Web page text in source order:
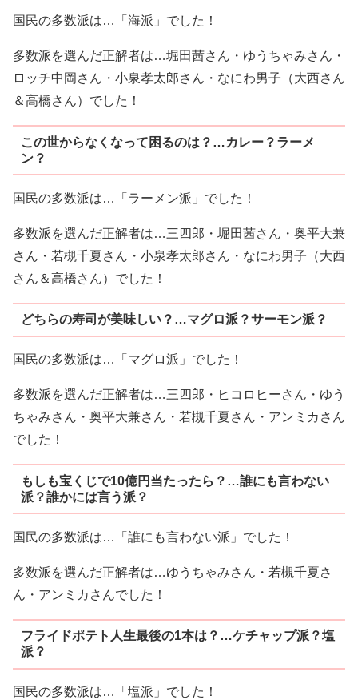
国民の多数派は…「海派」でした！
多数派を選んだ正解者は…堀田茜さん・ゆうちゃみさん・
ロッチ中岡さん・小泉孝太郎さん・なにわ男子（大西さん
＆高橋さん）でした！
この世からなくなって困るのは？…カレー？ラーメ
ン？
国民の多数派は…「ラーメン派」でした！
多数派を選んだ正解者は…三四郎・堀田茜さん・奥平大兼
さん・若槻千夏さん・小泉孝太郎さん・なにわ男子（大西
さん＆高橋さん）でした！
どちらの寿司が美味しい？…マグロ派？サーモン派？
国民の多数派は…「マグロ派」でした！
多数派を選んだ正解者は…三四郎・ヒコロヒーさん・ゆう
ちゃみさん・奥平大兼さん・若槻千夏さん・アンミカさん
でした！
もしも宝くじで10億円当たったら？…誰にも言わない
派？誰かには言う派？
国民の多数派は…「誰にも言わない派」でした！
多数派を選んだ正解者は…ゆうちゃみさん・若槻千夏さ
ん・アンミカさんでした！
フライドポテト人生最後の1本は？…ケチャップ派？塩
派？
国民の多数派は…「塩派」でした！